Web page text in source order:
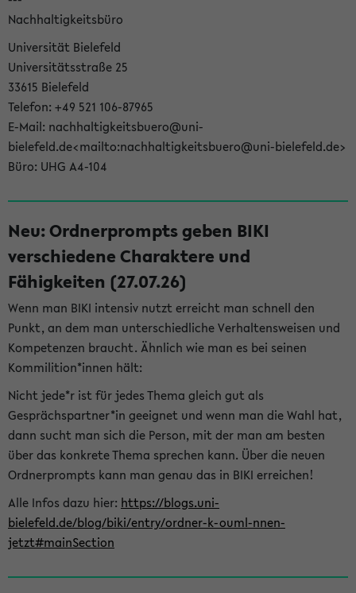
Nachhaltigkeitsbüro
Universität Bielefeld
Universitätsstraße 25
33615 Bielefeld
Telefon: +49 521 106-87965
E-Mail: nachhaltigkeitsbuero@uni-
bielefeld.de<mailto:nachhaltigkeitsbuero@uni-bielefeld.de>
Büro: UHG A4-104
Neu: Ordnerprompts geben BIKI
verschiedene Charaktere und
Fähigkeiten (27.07.26)
Wenn man BIKI intensiv nutzt erreicht man schnell den
Punkt, an dem man unterschiedliche Verhaltensweisen und
Kompetenzen braucht. Ähnlich wie man es bei seinen
Kommilition*innen hält:
Nicht jede*r ist für jedes Thema gleich gut als
Gesprächspartner*in geeignet und wenn man die Wahl hat,
dann sucht man sich die Person, mit der man am besten
über das konkrete Thema sprechen kann. Über die neuen
Ordnerprompts kann man genau das in BIKI erreichen!
Alle Infos dazu hier: https://blogs.uni-
bielefeld.de/blog/biki/entry/ordner-k-ouml-nnen-
jetzt#mainSection